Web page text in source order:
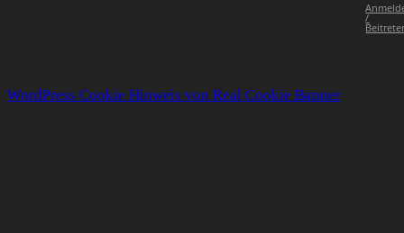
/
WordPress Cookie Hinweis von Real Cookie Banner